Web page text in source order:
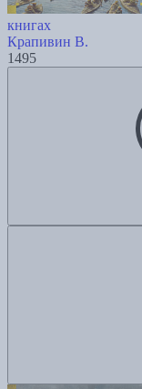
книгах
Крапивин В.
1495